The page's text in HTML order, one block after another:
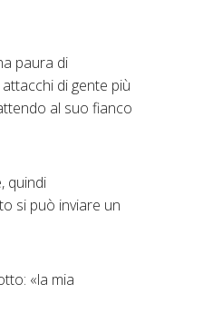
paura di
di gente più
al suo fianco
quindi
si può inviare un
«la mia